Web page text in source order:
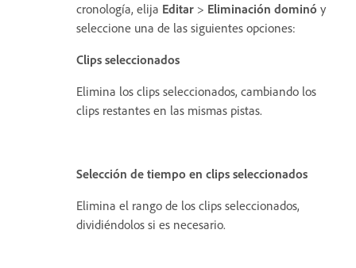
cronología, elija Editar > Eliminación dominó y
seleccione una de las siguientes opciones:
Clips seleccionados
Elimina los clips seleccionados, cambiando los
clips restantes en las mismas pistas.
Selección de tiempo en clips seleccionados
Elimina el rango de los clips seleccionados,
dividiéndolos si es necesario.